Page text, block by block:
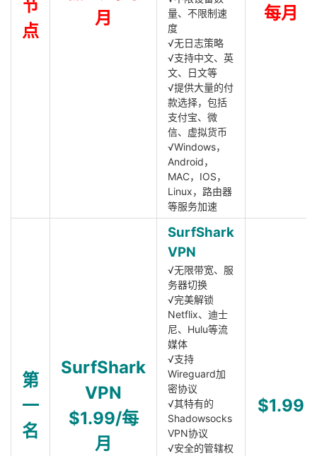
节
点
月
量、不限制速
度
√无日志策略
√支持中文、英
文、日文等
√提供大量的付
款选择，包括
支付宝、微
信、虚拟货币
√Windows，
Android，
MAC，IOS，
Linux，路由器
等服务加速
每月
第
一
名
SurfShark
VPN
$1.99/每
月
SurfShark
VPN
√无限带宽、服
务器切换
√完美解锁
Netflix、迪士
尼、Hulu等流
媒体
√支持
Wireguard加
密协议
√其特有的
Shadowsocks
VPN协议
√安全的管辖权
$1.99